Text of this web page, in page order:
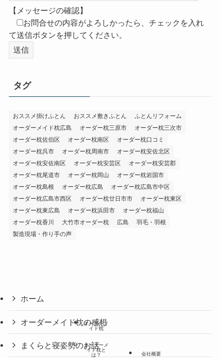
【メッセージの確認】
お問合せの内容がよろしかったら、チェックを入れ
て送信ボタンを押してください。
タグ
おススメ掛けふとん おススメ敷きふとん
ふとんリフォーム
オーダーメイド枕広島
オーダー枕三原市
オーダー枕三次市
オーダー枕佐伯区
オーダー枕南区
オーダー枕口コミ
オーダー枕呉市
オーダー枕周南市
オーダー枕安佐北区
オーダー枕安佐南区
オーダー枕安芸区
オーダー枕安芸郡
オーダー枕尾道市
オーダー枕岡山
オーダー枕岩国市
オーダー枕島根
オーダー枕広島
オーダー枕広島市中区
オーダー枕広島市西区
オーダー枕廿日市市
オーダー枕東区
オーダー枕東広島
オーダー枕浜田市
オーダー枕福山
オーダー枕香川
大竹市オーダー枕 広島
羽毛・羽根
製造現場・作り手の声
ホーム
オーダーメイド枕の感想
まくらと寝姿勢のお話
オーダーメ
イド枕
オーダーメ
イド枕と
は？
会社概要